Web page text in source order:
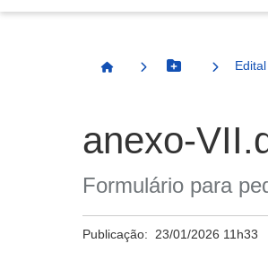
Página InicialBotão Menu
anexo-
Formulário para
Publicação: 23/01/2026 11h33